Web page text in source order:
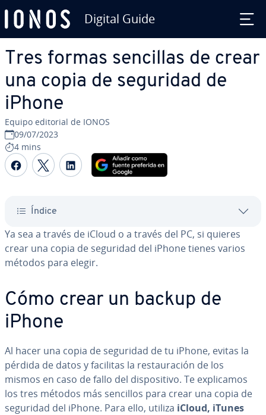
Digital Guide
Tres formas sencillas de crear
una copia de seguridad de
iPhone
Equipo editorial de IONOS
09/07/2023
4 mins
Compartir Facebook
Compartir Twitter
Compartir LinkedIn
Índice
Ya sea a través de iCloud o a través del PC, si quieres
crear una copia de seguridad del iPhone tienes varios
métodos para elegir.
Cómo crear un backup de
iPhone
Al hacer una copia de seguridad de tu iPhone, evitas la
pérdida de datos y facilitas la re­s­tau­ra­ción de los
mismos en caso de fallo del di­s­po­si­ti­vo. Te ex­pli­ca­mos
los tres métodos más sencillos para crear una copia de
seguridad del iPhone. Para ello, utiliza iCloud, iTunes